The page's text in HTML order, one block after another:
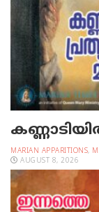
MARIAN APPARITIONS,
AUGUST 8, 2026